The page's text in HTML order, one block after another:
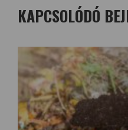
KAPCSOLÓDÓ